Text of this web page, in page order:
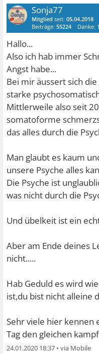
Sonja77
Mitglied seit:05.04.2018
Beiträge:55224 Danke:
Hallo...
Also ich hab immer
Angst habe...
Bei mir äussert sich
starke
Mittlerweile also seit
somatoforme
das alles durch die
Man glaubt es kaum
unsere Psyche alles
Die Psyche ist
was nicht durch die
Und übelkeit ist ein
Aber am Ende deines
nicht.....
Hab Geduld es wird
ist,du bist nicht alleine
Sehr viele hier kennen
Tag den gleichen kampf
24.01.2020 18:37 •